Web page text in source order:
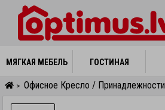
МЯГКАЯ МЕБЕЛЬ ГОСТИНАЯ
МЯГКАЯ МЕБЕЛЬ ГОСТИНАЯ
> Офисное Кресло / Принадлежности